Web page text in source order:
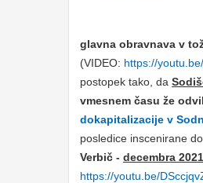
glavna obravnava v
(VIDEO: https://
postopek tako, da
vmesnem času že
dokapitalizacije v
posledice inscenirane
Verbič - decembra
https://youtu.be/